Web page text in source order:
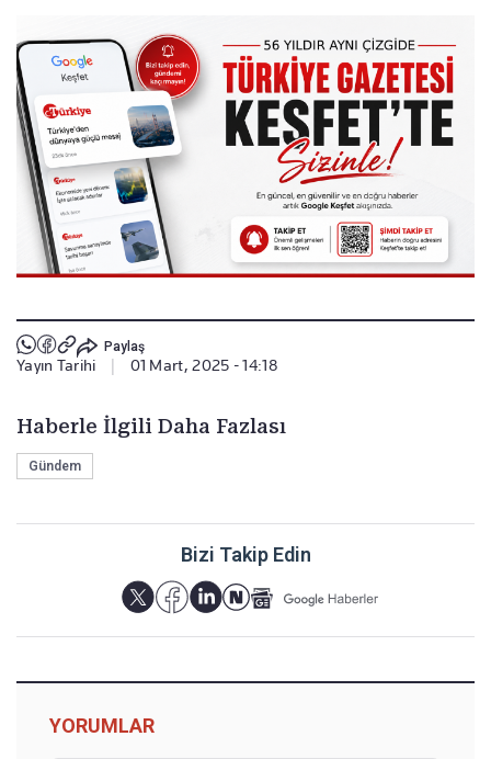
Paylaş
Yayın Tarihi 01 Mart, 2025 - 14:18
Haberle İlgili Daha Fazlası
Gündem
Bizi Takip Edin
YORUMLAR